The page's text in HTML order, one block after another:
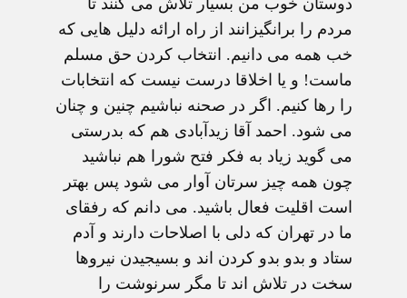
دوستان خوب من بسيار تلاش می کنند تا
مردم را برانگيزانند از راه ارائه دليل هايی که
خب همه می دانيم. انتخاب کردن حق مسلم
ماست! و يا اخلاقا درست نيست که انتخابات
را رها کنيم. اگر در صحنه نباشيم چنين و چنان
می شود. احمد آقا زيدآبادی هم که بدرستی
می گويد زياد به فکر فتح شورا هم نباشيد
چون همه چيز سرتان آوار می شود پس بهتر
است اقليت فعال باشيد. می دانم که رفقای
ما در تهران که دلی با اصلاحات دارند و آدم
ستاد و بدو بدو کردن اند و بسيجيدن نيروها
سخت در تلاش اند تا مگر سرنوشت را